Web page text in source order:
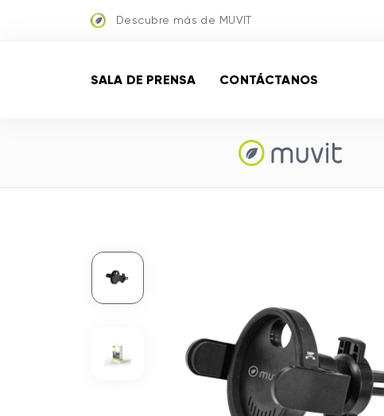
Descubre más de MUVIT
SALA DE PRENSA CONTÁCTANOS